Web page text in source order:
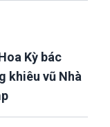
Kỳ bác
khiêu vũ Nhà